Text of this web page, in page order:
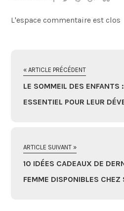
L'espace commentaire est clos
« ARTICLE PRÉCÉDENT
LE SOMMEIL DES ENFANTS
ESSENTIEL POUR LEUR
ARTICLE SUIVANT »
10 IDÉES CADEAUX DE
FEMME DISPONIBLES CHEZ